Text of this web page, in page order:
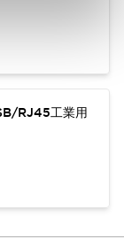
RJ45工業用